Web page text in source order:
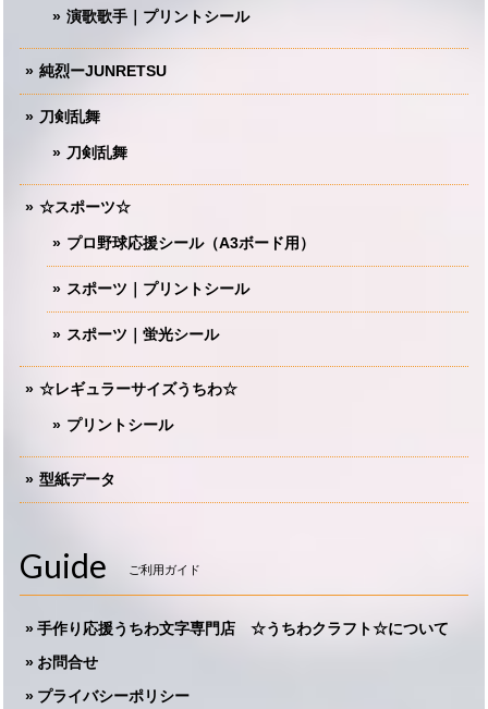
演歌歌手｜プリントシール
純烈ーJUNRETSU
刀剣乱舞
刀剣乱舞
☆スポーツ☆
プロ野球応援シール（A3ボード用）
スポーツ｜プリントシール
スポーツ｜蛍光シール
☆レギュラーサイズうちわ☆
プリントシール
型紙データ
Guide ご利用ガイド
手作り応援うちわ文字専門店 ☆うちわクラフト☆について
お問合せ
プライバシーポリシー